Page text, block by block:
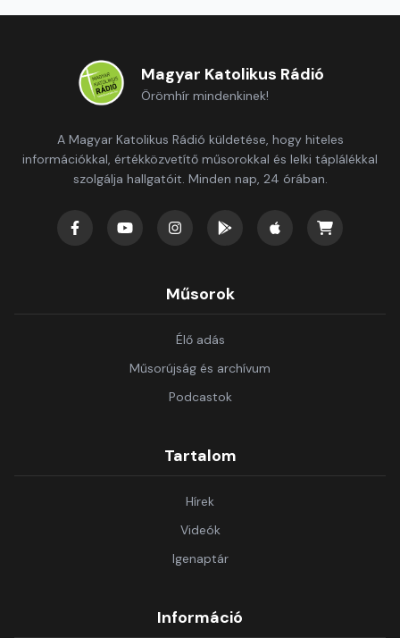
Magyar Katolikus Rádió
Örömhír mindenkinek!
A Magyar Katolikus Rádió küldetése, hogy hiteles
információkkal, értékközvetítő műsorokkal és lelki táplálékkal
szolgálja hallgatóit. Minden nap, 24 órában.
Műsorok
Élő adás
Műsorújság és archívum
Podcastok
Tartalom
Hírek
Videók
Igenaptár
Információ